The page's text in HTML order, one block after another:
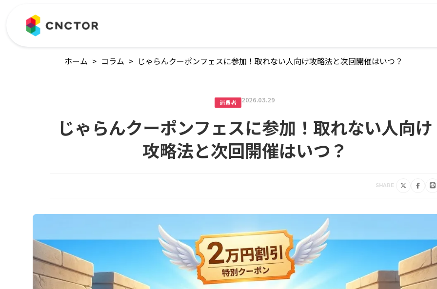
ホーム > コラム > じゃらんクーポンフェスに参加！取れない人向け攻略法と次回開催はいつ？
消費者 2026.03.29
じゃらんクーポンフェスに参加！取れない人向け
攻略法と次回開催はいつ？
SHARE